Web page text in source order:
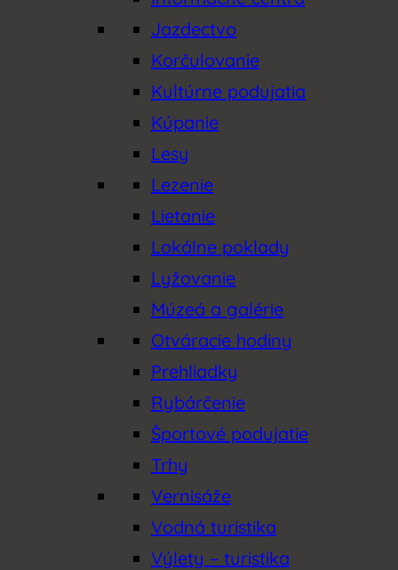
Jazdectvo
Korčulovanie
Kultúrne podujatia
Kúpanie
Lesy
Lezenie
Lietanie
Lokálne poklady
Lyžovanie
Múzeá a galérie
Otváracie hodiny
Prehliadky
Rybárčenie
Športové podujatie
Trhy
Vernisáže
Vodná turistika
Výlety – turistika